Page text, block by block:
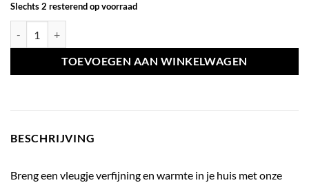
Slechts 2 resterend op voorraad
TOEVOEGEN AAN WINKELWAGEN
BESCHRIJVING
Breng een vleugje verfijning en warmte in je huis met onze